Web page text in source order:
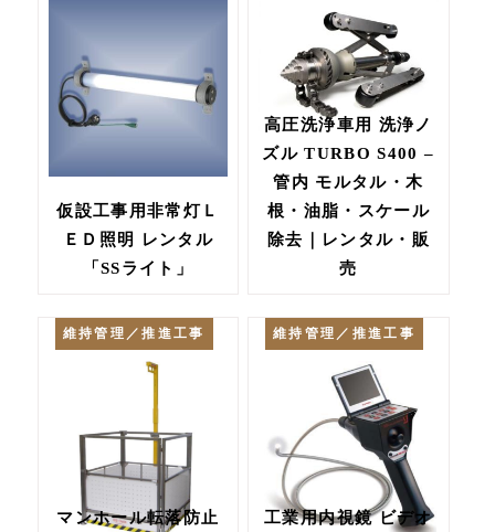
仮設工事用非常灯Ｌ
ＥＤ照明 レンタル
「SSライト」
高圧洗浄車用 洗浄ノ
ズル TURBO S400 –
管内 モルタル・木
根・油脂・スケール
除去｜レンタル・販
売
維持管理／推進工事
マンホール転落防止
維持管理／推進工事
工業用内視鏡 ビデオ